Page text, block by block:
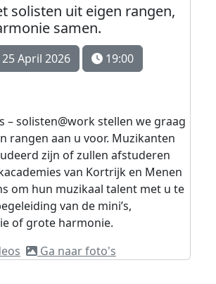
solisten uit eigen rangen,
samen.
April 2026
19:00
– solisten@work stellen we graag
rangen aan u voor. Muzikanten
zijn of zullen afstuderen
van Kortrijk en Menen
om hun muzikaal talent met u te
van de mini’s,
of grote harmonie.
Ga naar foto's